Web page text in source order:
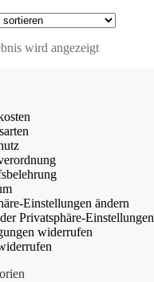
Varianten
wird angezeigt
Einstellungen ändern
Privatsphäre-Einstellungen
widerrufen